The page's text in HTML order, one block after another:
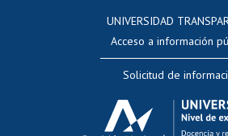
Evaluación docente
Calificación
Postulación al
UNIVERSIDAD
Acceso a información
Solicitud de